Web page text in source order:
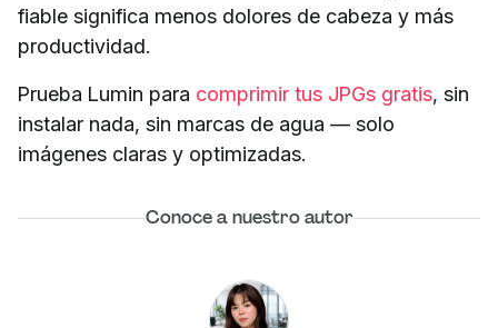
fiable significa menos dolores de cabeza y más
productividad.
Prueba Lumin para comprimir tus JPGs gratis, sin
instalar nada, sin marcas de agua — solo
imágenes claras y optimizadas.
Conoce a nuestro autor